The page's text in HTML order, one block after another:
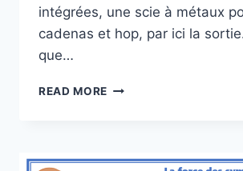
intégrées, une scie à métaux
cadenas et hop, par ici la
que…
READ MORE AYEZ